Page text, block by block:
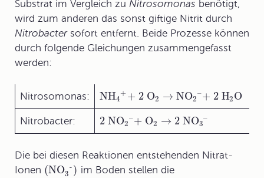
Substrat im Vergleich zu Nitrosomonas benötigt,
wird zum anderen das sonst giftige Nitrit durch
Nitrobactersofort entfernt. Beide Prozesse können
durch folgende Gleichungen zusammengefasst
werden:
Nitrosomonas: NH4
++ 2 O2 → NO2
– + 2 H2O
Nitrobacter: 2 NO2
– + O2 → 2 NO3
–
Die bei diesen Reaktionen entstehenden Nitrat-
Ionen (NO3
-) im Boden stellen die